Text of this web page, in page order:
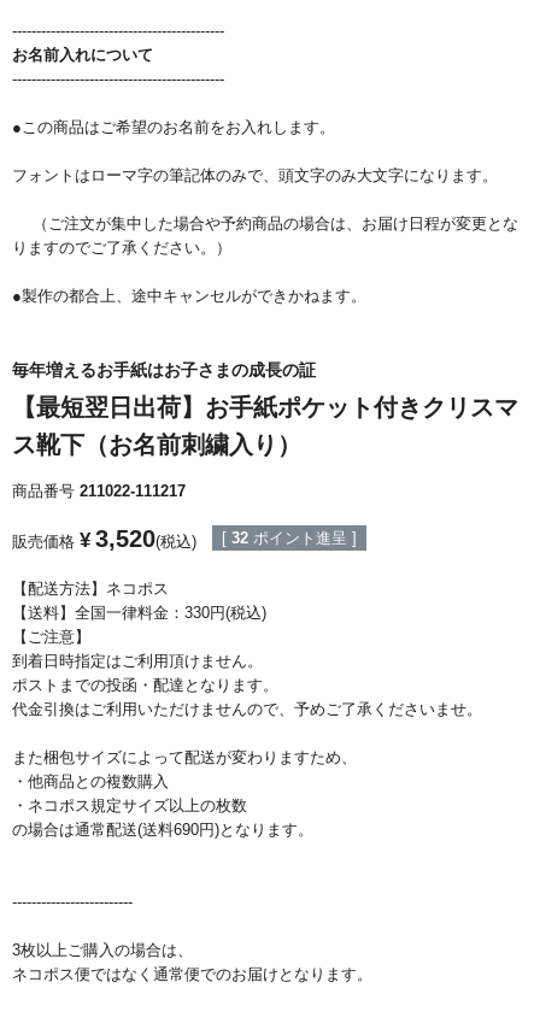
--------------------------------------------
お名前入れについて
--------------------------------------------
●この商品はご希望のお名前をお入れします。
フォントはローマ字の筆記体のみで、頭文字のみ大文字になります。
（ご注文が集中した場合や予約商品の場合は、お届け日程が変更とな
りますのでご了承ください。）
●製作の都合上、途中キャンセルができかねます。
毎年増えるお手紙はお子さまの成長の証
【最短翌日出荷】お手紙ポケット付きクリスマ
ス靴下（お名前刺繍入り）
商品番号 211022-111217
販売価格 ¥ 3,520 税込 [ 32 ポイント進呈 ]
【配送方法】ネコポス
【送料】全国一律料金：330円(税込)
【ご注意】
到着日時指定はご利用頂けません。
ポストまでの投函・配達となります。
代金引換はご利用いただけませんので、予めご了承くださいませ。
また梱包サイズによって配送が変わりますため、
・他商品との複数購入
・ネコポス規定サイズ以上の枚数
の場合は通常配送(送料690円)となります。
-------------------------
3枚以上ご購入の場合は、
ネコポス便ではなく通常便でのお届けとなります。